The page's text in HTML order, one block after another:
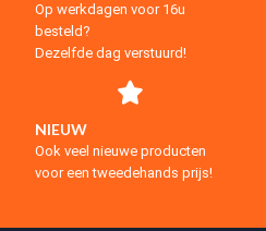
Op werkdagen voor 16u
besteld?
Dezelfde dag verstuurd!
NIEUW
Ook veel nieuwe producten
voor een tweedehands prijs!